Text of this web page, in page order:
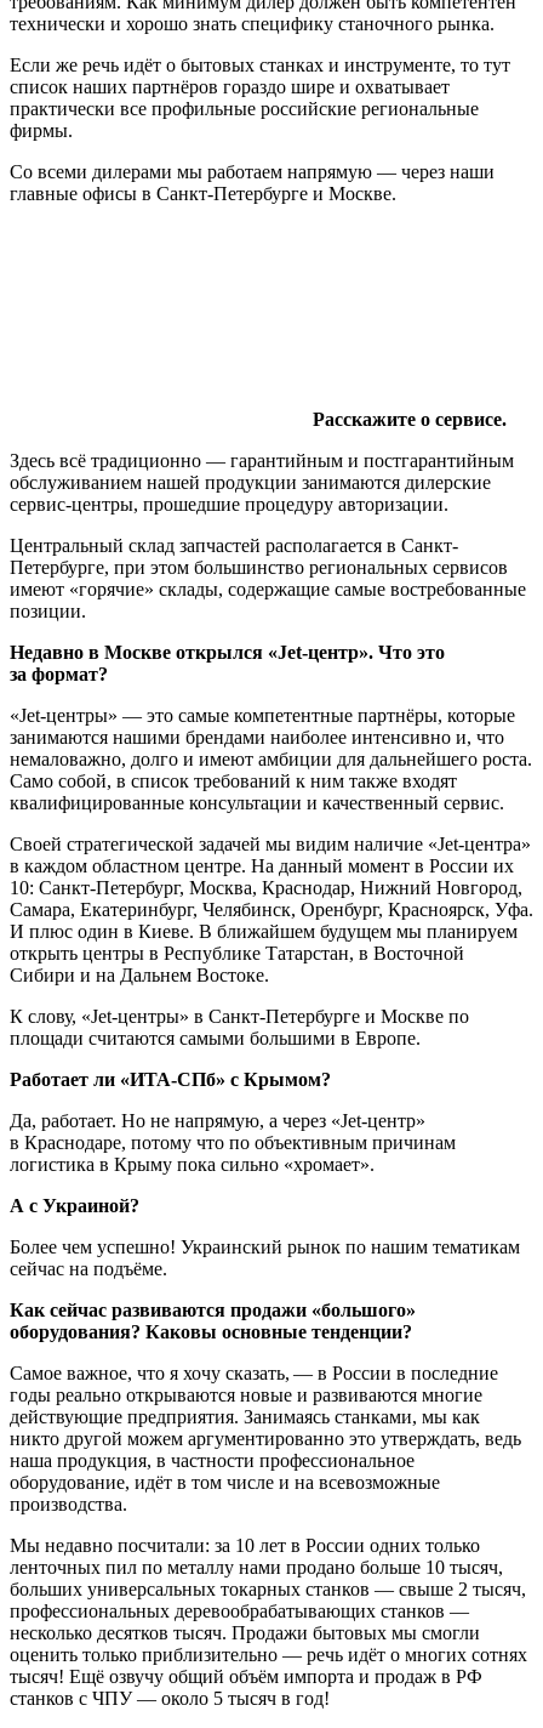
технически и хорошо знать специфику станочного рынка.
Если же речь идёт о бытовых станках и инструменте, то тут
список наших партнёров гораздо шире и охватывает
практически все профильные российские региональные
фирмы.
Со всеми дилерами мы работаем напрямую — через наши
главные офисы в Санкт-Петербурге и Москве.
Расскажите о сервисе.
Здесь всё традиционно — гарантийным и постгарантийным
обслуживанием нашей продукции занимаются дилерские
сервис-центры, прошедшие процедуру авторизации.
Центральный склад запчастей располагается в Санкт-
Петербурге, при этом большинство региональных сервисов
имеют «горячие» склады, содержащие самые востребованные
позиции.
Недавно в Москве открылся «Jet-центр». Что это
за формат?
«Jet-центры» — это самые компетентные партнёры, которые
занимаются нашими брендами наиболее интенсивно и, что
немаловажно, долго и имеют амбиции для дальнейшего роста.
Само собой, в список требований к ним также входят
квалифицированные консультации и качественный сервис.
Своей стратегической задачей мы видим наличие «Jet-центра»
в каждом областном центре. На данный момент в России их
10: Санкт-Петербург, Москва, Краснодар, Нижний Новгород,
Самара, Екатеринбург, Челябинск, Оренбург, Красноярск, Уфа.
И плюс один в Киеве. В ближайшем будущем мы планируем
открыть центры в Республике Татарстан, в Восточной
Сибири и на Дальнем Востоке.
К слову, «Jet-центры» в Санкт-Петербурге и Москве по
площади считаются самыми большими в Европе.
Работает ли «ИТА-СПб» с Крымом?
Да, работает. Но не напрямую, а через «Jet-центр»
в Краснодаре, потому что по объективным причинам
логистика в Крыму пока сильно «хромает».
А с Украиной?
Более чем успешно! Украинский рынок по нашим тематикам
сейчас на подъёме.
Как сейчас развиваются продажи «большого»
оборудования? Каковы основные тенденции?
Самое важное, что я хочу сказать, — в России в последние
годы реально открываются новые и развиваются многие
действующие предприятия. Занимаясь станками, мы как
никто другой можем аргументированно это утверждать, ведь
наша продукция, в частности профессиональное
оборудование, идёт в том числе и на всевозможные
производства.
Мы недавно посчитали: за 10 лет в России одних только
ленточных пил по металлу нами продано больше 10 тысяч,
больших универсальных токарных станков — свыше 2 тысяч,
профессиональных деревообрабатывающих станков —
несколько десятков тысяч. Продажи бытовых мы смогли
оценить только приблизительно — речь идёт о многих сотнях
тысяч! Ещё озвучу общий объём импорта и продаж в РФ
станков с ЧПУ — около 5 тысяч в год!